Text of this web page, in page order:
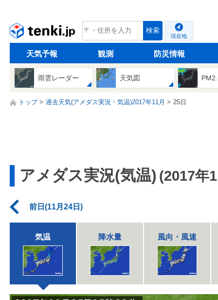
tenki.jp 検索
現在地
天気予報 観測 防災情報
雨雲レーダー 天気図
トップ 過去天気(アメダス実況・気温)2017年11月 25日
アメダス実況(気温) (2017年
前日(11月24日)
気温 降水量 風向・風速